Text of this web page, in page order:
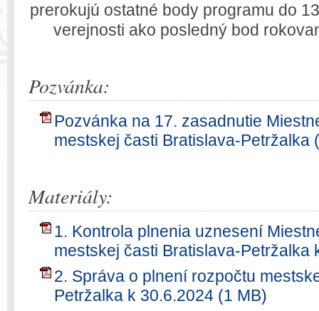
prerokujú ostatné body programu do
verejnosti ako posledný bod
Pozvánka:
Pozvánka na 17. zasadnutie
mestskej časti Bratislava-Petržalka
Materiály:
1. Kontrola plnenia uznesení
mestskej časti Bratislava-Petržalka
2. Správa o plnení rozpočtu
Petržalka k 30.6.2024 (1 MB)